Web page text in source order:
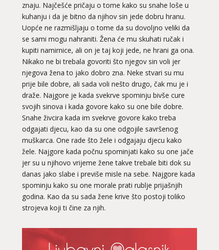
znaju. Najčešće pričaju o tome kako su snahe loše u
kuhanju i da je bitno da njihov sin jede dobru hranu.
Uopće ne razmišljaju o tome da su dovoljno veliki da
se sami mogu nahraniti. Žena će mu skuhati ručak i
kupiti namirnice, ali on je taj koji jede, ne hrani ga ona.
Nikako ne bi trebala govoriti što njegov sin voli jer
njegova žena to jako dobro zna. Neke stvari su mu
prije bile dobre, ali sada voli nešto drugo, čak mu je i
draže. Najgore je kada svekrve spominju bivše cure
svojih sinova i kada govore kako su one bile dobre.
Snahe živcira kada im svekrve govore kako treba
odgajati djecu, kao da su one odgojile savršenog
muškarca. One rade što žele i odgajaju djecu kako
žele. Najgore kada počnu spominjati kako su one jače
jer su u njihovo vrijeme žene takve trebale biti dok su
danas jako slabe i previše misle na sebe. Najgore kada
spominju kako su one morale prati rublje prijašnjih
godina. Kao da su sada žene krive što postoji toliko
strojeva koji ti čine za njih.